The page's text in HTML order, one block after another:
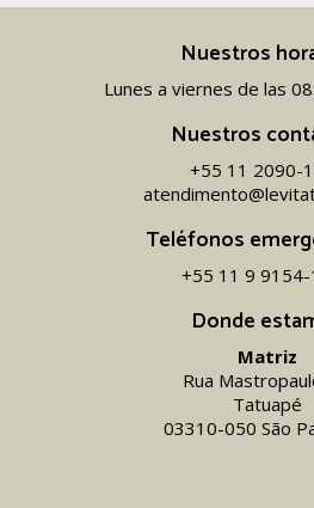
Donde
Matriz
Rua
Tatuapé
03310-050 São
Nuestros
Lunes a viernes de las
Nuestros
+55 11 2090-
Teléfonos
+55 11 9